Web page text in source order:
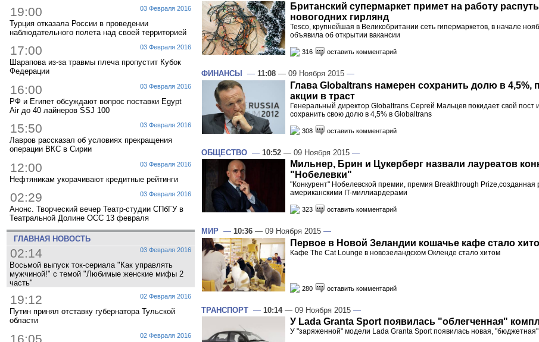
03 Февраля 2016
19:00
Турция отказала России в проведении
наблюдательного полета над своей территорией
03 Февраля 2016
17:00
Шарапова из-за травмы плеча пропустит Кубок
Федерации
03 Февраля 2016
16:00
РФ и Египет обсуждают вопрос поставки Egypt
Air до 40 лайнеров SSJ 100
03 Февраля 2016
15:50
Лавров рассказал об условиях прекращения
операции ВКС в Сирии
03 Февраля 2016
12:00
Нефтяникам укорачивают кредитные рейтинги
03 Февраля 2016
02:29
Анонс. Творческий вечер Театр-студии СПбГУ в
Театральной Долине ОСС 13 февраля
ГЛАВНАЯ НОВОСТЬ
03 Февраля 2016
02:14
Восьмой выпуск ток-сериала "Как управлять
мужчиной!" с темой "Любимые женские мифы 2
часть"
02 Февраля 2016
19:12
Путин принял отставку губернатора Тульской
области
02 Февраля 2016
16:05
Британский супермаркет примет на работу
новогодних гирлянд
Tesco, крупнейшая в Великобритании сеть гипермаркетов, в начале
объявила об открытии вакансии
316 оставить комментарий
ФИНАНСЫ — 11:08 — 09 Ноября 2015 —
Глава Globaltrans намерен сохранить долю в 4,5%,
акции в траст
Генеральный директор Globaltrans Сергей Мальцев покидает свой пост
сохранить свою долю в 4,5% в Globaltrans
308 оставить комментарий
ОБЩЕСТВО — 10:52 — 09 Ноября 2015 —
Мильнер, Брин и Цукерберг назвали лауреатов
"Нобелевки"
"Конкурент" Нобелевской премии, премия Breakthrough Prize,созданная
американскими IT-миллиардерами
323 оставить комментарий
МИР — 10:36 — 09 Ноября 2015 —
Первое в Новой Зеландии кошачье кафе стало
Кафе The Cat Lounge в новозеландском Окленде стало хитом
280 оставить комментарий
ТРАНСПОРТ — 10:14— 09 Ноября 2015 —
У Lada Granta Sport появилась "облегченная"
У "заряженной" модели Lada Granta Sport появилась новая, "бюджетная"